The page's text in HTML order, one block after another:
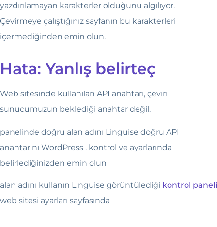
yazdırılamayan karakterler olduğunu algılıyor.
Çevirmeye çalıştığınız sayfanın bu karakterleri
içermediğinden emin olun.
Hata: Yanlış belirteç
Web sitesinde kullanılan API anahtarı, çeviri
sunucumuzun beklediği anahtar değil.
panelinde doğru alan adını Linguise doğru API
anahtarını WordPress . kontrol ve ayarlarında
belirlediğinizden emin olun
alan adını kullanın Linguise görüntülediği kontrol paneli
web sitesi ayarları sayfasında